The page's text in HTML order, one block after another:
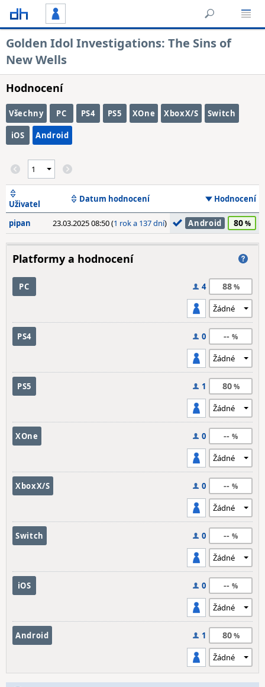
Golden Idol Investigations: The Sins of
New Wells
Hodnocení
Všechny PC PS4 PS5 XOne XboxX/S Switch
iOS Android
Uživatel Datum hodnocení Hodnocení
pipan 23.03.2025 08:50 (1 rok a 137 dní) Android 80
Platformy a hodnocení
PC 4 88
PS4 0 --
PS5 1 80
XOne 0 --
XboxX/S 0 --
Switch 0 --
iOS 0 --
Android 1 80